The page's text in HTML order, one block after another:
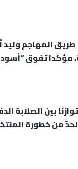
المهاجم
تفوق “أسود
بين الصلابة
من خطورة